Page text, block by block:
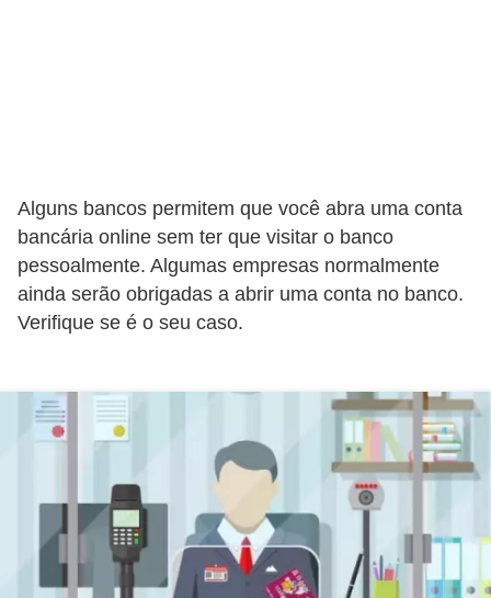
Alguns bancos permitem que você abra uma conta
bancária online sem ter que visitar o banco
pessoalmente. Algumas empresas normalmente
ainda serão obrigadas a abrir uma conta no banco.
Verifique se é o seu caso.
m
r
é
t
i
e
f